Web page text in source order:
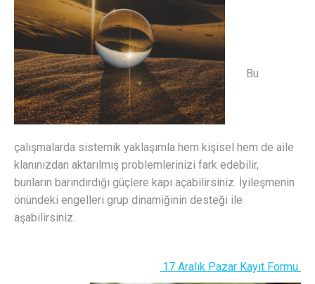
Bu
çalışmalarda sistemik yaklaşımla hem kişisel hem de aile
klanınızdan aktarılmış problemlerinizi fark edebilir,
bunların barındırdığı güçlere kapı açabilirsiniz. İyileşmenin
önündeki engelleri grup dinamiğinin desteği ile
aşabilirsiniz.
17 Aralık Pazar Kayıt Formu